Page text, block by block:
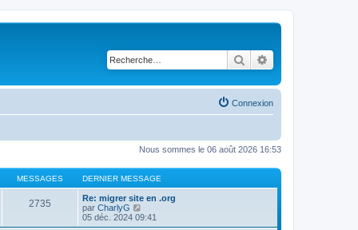
Rechercher
Connexion
Nous sommes le 06 août 2026 16:53
MESSAGES DERNIER MESSAGE
2735
Re: migrer site en .org
par CharlyG
o
i
05 déc. 2024 09:41